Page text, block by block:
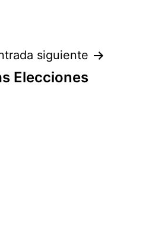
siguiente
Elecciones